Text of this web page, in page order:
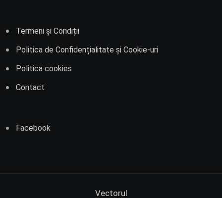
Termeni și Condiții
Politica de Confidențialitate și Cookie-uri
Politica cookies
Contact
Facebook
Vectorul